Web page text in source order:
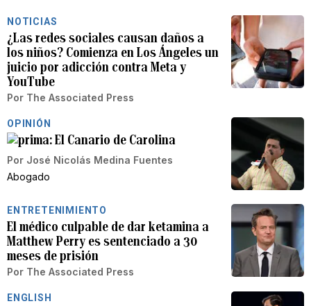
NOTICIAS
¿Las redes sociales causan daños a
los niños? Comienza en Los Ángeles un
juicio por adicción contra Meta y
YouTube
Por The Associated Press
OPINIÓN
El Canario de Carolina
Por José Nicolás Medina Fuentes
Abogado
ENTRETENIMIENTO
El médico culpable de dar ketamina a
Matthew Perry es sentenciado a 30
meses de prisión
Por The Associated Press
ENGLISH